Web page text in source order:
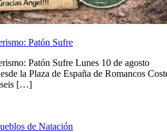
Patón Sufre
Patón Sufre Lunes 10 de agosto
la Plaza de España de Romancos
seis […]
de Natación